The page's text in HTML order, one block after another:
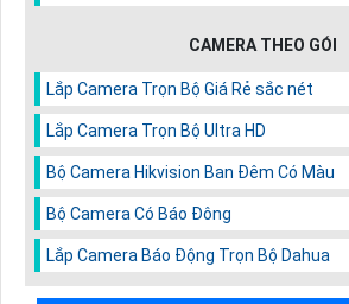
CAMERA THEO GÓI
Lắp Camera Trọn Bộ Giá Rẻ sắc nét
Lắp Camera Trọn Bộ Ultra HD
Bộ Camera Hikvision Ban Đêm Có Màu
Bộ Camera Có Báo Đông
Lắp Camera Báo Động Trọn Bộ Dahua